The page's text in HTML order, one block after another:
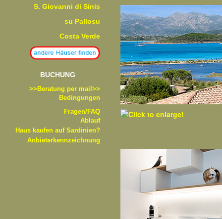
S. Giovanni di Sinis
su Pallosu
Costa Verde
BUCHUNG
>>Beratung per mail>>
Bedingungen
Fragen/FAQ
Ablauf
Haus kaufen auf Sardinien?
Anbieterkennzeichnung